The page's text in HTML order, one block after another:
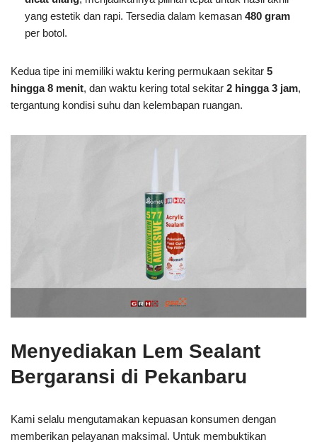
yang estetik dan rapi. Tersedia dalam kemasan 480 gram
per botol.
Kedua tipe ini memiliki waktu kering permukaan sekitar 5
hingga 8 menit, dan waktu kering total sekitar 2 hingga 3 jam,
tergantung kondisi suhu dan kelembapan ruangan.
Menyediakan Lem Sealant
Bergaransi di Pekanbaru
Kami selalu mengutamakan kepuasan konsumen dengan
memberikan pelayanan maksimal. Untuk membuktikan